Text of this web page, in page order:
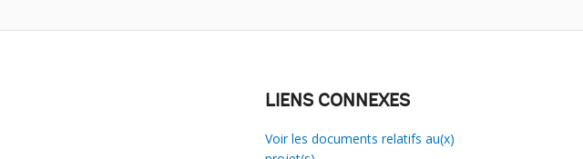
LIENS CONNEXES
Voir les documents relatifs au(x)